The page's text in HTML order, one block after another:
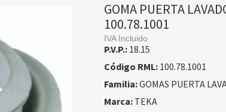
GOMA PUERTA
100.78.1001
IVA Incluido
P.V.P.: 18.15
Código RML:100.78.1001
Familia:GOMAS PUERTA
Marca:TEKA